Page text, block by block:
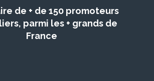
de + de 150 promoteurs
parmi les + grands de
France